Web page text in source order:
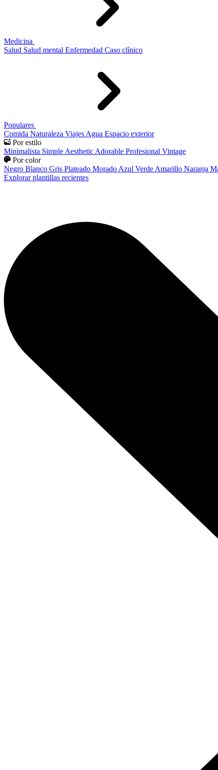
Medicina
Salud Salud mental Enfermedad Caso clínico
Populares
Comida Naturaleza Viajes Agua Espacio exterior
Por estilo
Minimalista Simple Aesthetic Adorable Profesional Vintage
Por color
Negro Blanco Gris Plateado Morado Azul Verde Amarillo Naranja
Explorar plantillas recientes